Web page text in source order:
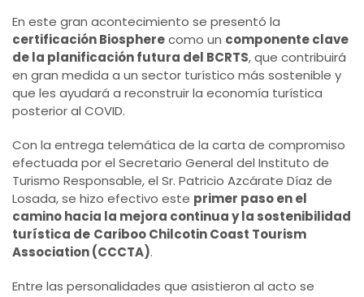
En este gran acontecimiento se presentó la
certificación Biospherecomo un componente clave
de la planificación futura del BCRTS, que contribuirá
en gran medida a un sector turístico más sostenible y
que les ayudará a reconstruir la economía turística
posterior al COVID.
Con la entrega telemática de la carta de compromiso
efectuada por el Secretario General del Instituto de
Turismo Responsable, el Sr. Patricio Azcárate Díaz de
Losada, se hizo efectivo este primer paso en el
camino hacia la mejora continua y la sostenibilidad
turística de Cariboo Chilcotin Coast Tourism
Association (CCCTA).
Entre las personalidades que asistieron al acto se